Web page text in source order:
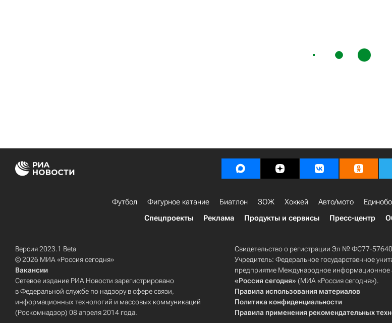
Футбол Фигурное катание Биатлон ЗОЖ Хоккей Авто/мото
Спецпроекты
Реклама Продукты и сервисы Пресс-центр
Версия 2023.1 Beta
© 2026 МИА «Россия сегодня»
Вакансии
Сетевое издание РИА Новости зарегистрировано
в Федеральной службе по надзору в сфере связи,
информационных технологий и массовых коммуникаций
(Роскомнадзор) 08 апреля 2014 года.
Свидетельство о регистрации Эл № ФС77-57640
Учредитель: Федеральное государственное
предприятие Международное информационное
«Россия сегодня» (МИА «Россия сегодня»).
Правила использования материалов
Политика конфиденциальности
Правила применения рекомендательных